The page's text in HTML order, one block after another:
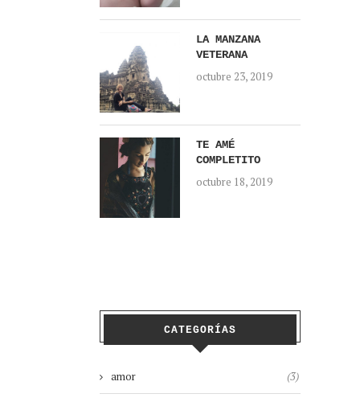
LA MANZANA
VETERANA
octubre 23, 2019
TE AMÉ
COMPLETITO
octubre 18, 2019
CATEGORÍAS
amor (3)